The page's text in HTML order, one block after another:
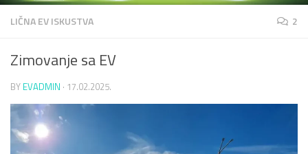
LIČNA EV ISKUSTVA 2
Zimovanje sa EV
BY EVADMIN · 17.02.2025.